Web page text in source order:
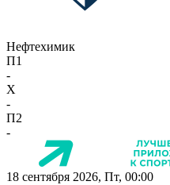
Нефтехимик
П1
-
X
-
П2
-
18 сентября 2026, Пт, 00:00